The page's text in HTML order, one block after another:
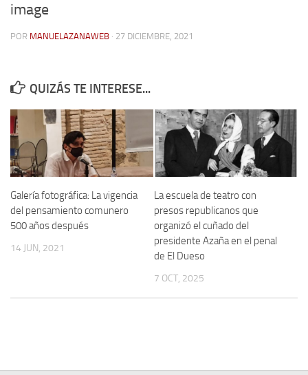
Quienes somos
Actividades
Contacto
Memoria Histórica
Investigación previa de la represión en Talavera de la Reina (1937-
1947).
Informe Represión en Toledo 1936-1947 | Buscador
Informe de la fosa de abril de 1939 de Tembleque
Enciclopedia Republicana
Militantes históricos IR
image
POR MANUELAZANAWEB · 27 DICIEMBRE, 2021
QUIZÁS TE INTERESE...
Galería fotográfica: La vigencia
del pensamiento comunero
500 años después
14 JUN, 2021
La escuela de teatro con
presos republicanos que
organizó el cuñado del
presidente Azaña en el penal
de El Dueso
7 OCT, 2025